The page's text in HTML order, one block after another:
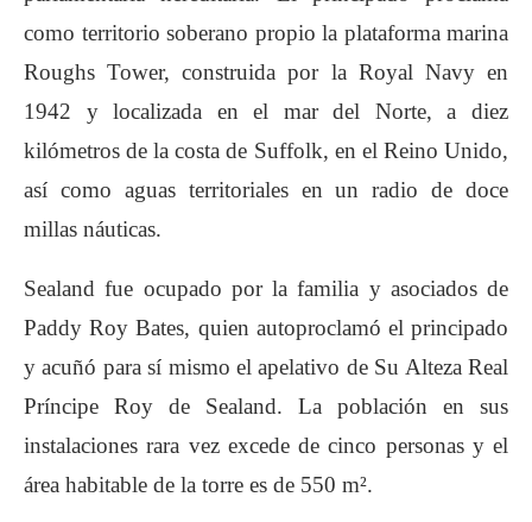
como territorio soberano propio la plataforma marina
Roughs Tower, construida por la Royal Navy en
1942 y localizada en el mar del Norte, a diez
kilómetros de la costa de Suffolk, en el Reino Unido,
así como aguas territoriales en un radio de doce
millas náuticas.
Sealand fue ocupado por la familia y asociados de
Paddy Roy Bates, quien autoproclamó el principado
y acuñó para sí mismo el apelativo de Su Alteza Real
Príncipe Roy de Sealand. La población en sus
instalaciones rara vez excede de cinco personas y el
área habitable de la torre es de 550 m².